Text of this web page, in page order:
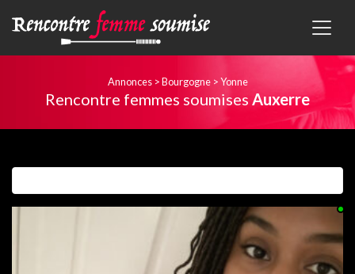
Annonces>Bourgogne>Yonne
Rencontre femmes soumises Auxerre